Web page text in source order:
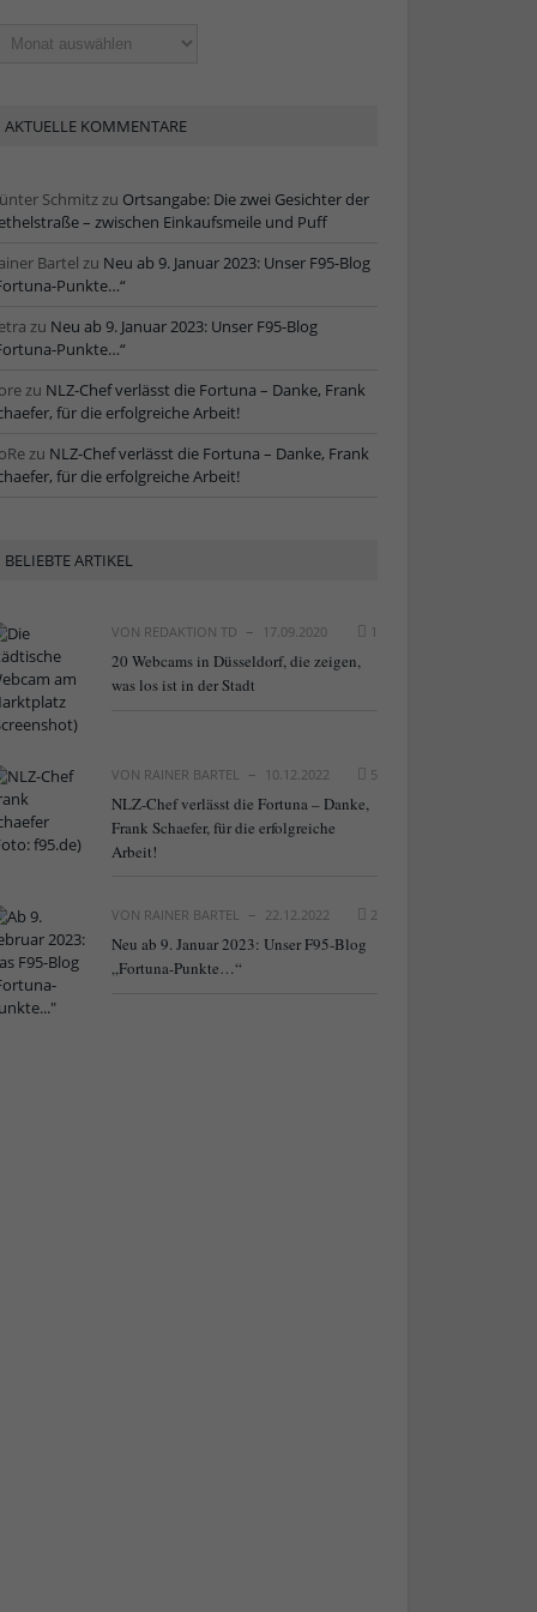
AKTUELLE KOMMENTARE
Schmitzzu Ortsangabe: Die zwei Gesichter der
– zwischen Einkaufsmeile und Puff
Bartel zu Neu ab 9. Januar 2023: Unser F95-Blog
Punkte…“
zu Neu ab 9. Januar 2023: Unser F95-Blog
Punkte…“
zu NLZ-Chef verlässt die Fortuna – Danke, Frank
für die erfolgreiche Arbeit!
zu NLZ-Chef verlässt die Fortuna – Danke, Frank
für die erfolgreiche Arbeit!
BELIEBTE ARTIKEL
VON REDAKTION TD 17.09.2020 1
20 Webcams in Düsseldorf, die zeigen,
was los ist in der Stadt
VON RAINER BARTEL 10.12.2022 5
NLZ-Chef verlässt die Fortuna – Danke,
Frank Schaefer, für die erfolgreiche
Arbeit!
VON RAINER BARTEL 22.12.2022 2
Neu ab 9. Januar 2023: Unser F95-Blog
„Fortuna-Punkte…“